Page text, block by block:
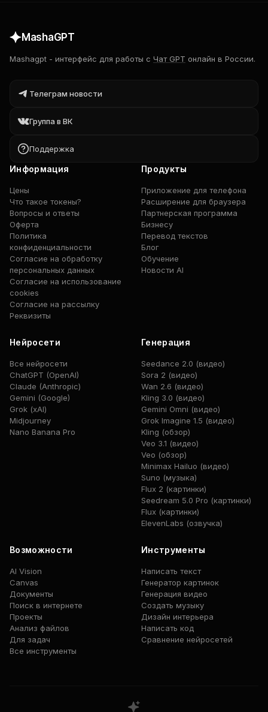
MashaGPT
Mashagpt - интерфейс для работы с Чат GPT онлайн в России.
Телеграм новости
Группа в ВК
Поддержка
Информация
Цены
Что такое токены?
Вопросы и ответы
Оферта
Политика
конфиденциальности
Согласие на обработку
персональных данных
Согласие на использование
cookies
Согласие на рассылку
Реквизиты
Продукты
Приложение для телефона
Расширение для браузера
Партнерская программа
Бизнесу
Перевод текстов
Блог
Обучение
Новости AI
Нейросети
Все нейросети
ChatGPT (OpenAI)
Claude (Anthropic)
Gemini (Google)
Grok (xAI)
Midjourney
Nano Banana Pro
Генерация
Seedance 2.0 (видео)
Sora 2 (видео)
Wan 2.6 (видео)
Kling 3.0 (видео)
Gemini Omni (видео)
Grok Imagine 1.5 (видео)
Kling (обзор)
Veo 3.1 (видео)
Veo (обзор)
Minimax Hailuo (видео)
Suno (музыка)
Flux 2 (картинки)
Seedream 5.0 Pro (картинки)
Flux (картинки)
ElevenLabs (озвучка)
Возможности
AI Vision
Canvas
Документы
Поиск в интернете
Проекты
Анализ файлов
Для задач
Все инструменты
Инструменты
Написать текст
Генератор картинок
Генерация видео
Создать музыку
Дизайн интерьера
Написать код
Сравнение нейросетей